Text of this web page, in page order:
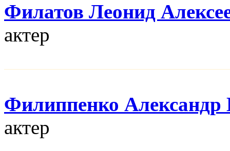
Филатов Леонид
актер
Филиппенко Александр
актер